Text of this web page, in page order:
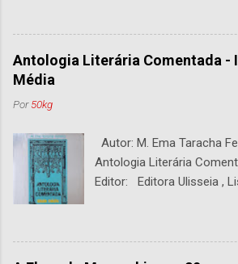
Antologia Literária Comentada -
Média
Por50kg
Autor: M. Ema Taracha
Antologia Literária
Editor: Editora Ulisseia ,
Com alguns sublinhados
Com 252 páginas.